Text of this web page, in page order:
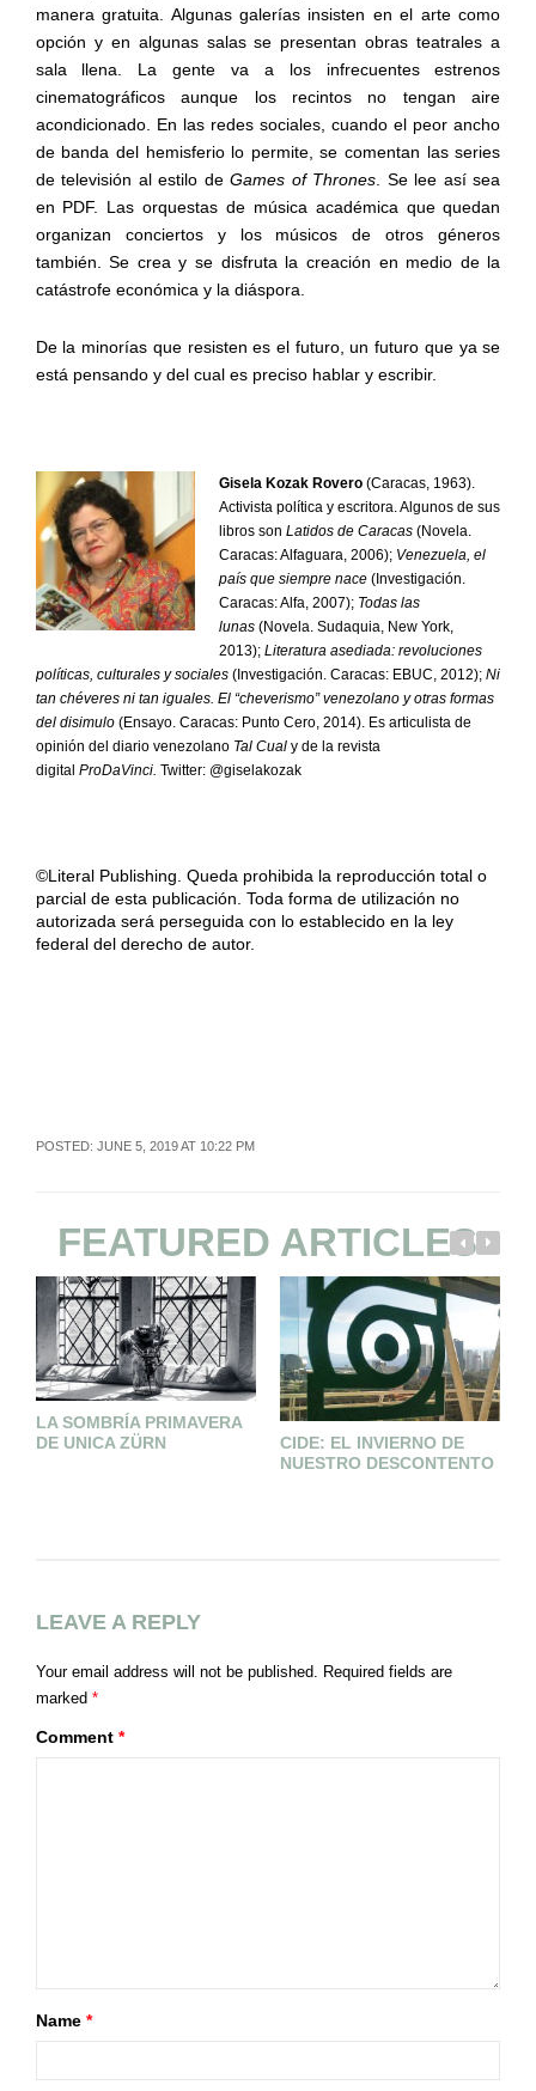
manera gratuita. Algunas galerías insisten en el arte como
opción y en algunas salas se presentan obras teatrales a
sala llena. La gente va a los infrecuentes estrenos
cinematográficos aunque los recintos no tengan aire
acondicionado. En las redes sociales, cuando el peor ancho
de banda del hemisferio lo permite, se comentan las series
de televisión al estilo deGames of Thrones . Se lee así sea
en PDF. Las orquestas de música académica que quedan
organizan conciertos y los músicos de otros géneros
también. Se crea y se disfruta la creación en medio de la
catástrofe económica y la diáspora.
De la minorías que resisten es el futuro, un futuro que ya se
está pensando y del cual es preciso hablar y escribir.
Gisela Kozak Rovero(Caracas, 1963).
Activista política y escritora. Algunos de sus
libros son Latidos de Caracas(Novela.
Caracas: Alfaguara, 2006); Venezuela, el
país que siempre nace (Investigación.
Caracas: Alfa, 2007); Todas las
lunas(Novela. Sudaquia, New York,
2013); Literatura asediada: revoluciones
políticas, culturales y sociales (Investigación. Caracas: EBUC, 2012); Ni
tan chéveres ni tan iguales. El “cheverismo” venezolano y otras formas
del disimulo(Ensayo. Caracas: Punto Cero, 2014). Es articulista de
opinión del diario venezolano Tal Cualy de la revista
digital ProDaVinci. Twitter: @giselakozak
©Literal Publishing. Queda prohibida la reproducción total o
parcial de esta publicación. Toda forma de utilización no
autorizada será perseguida con lo establecido en la ley
federal del derecho de autor.
POSTED: JUNE 5, 2019 AT 10:22 PM
FEATURED ARTICLES
LA SOMBRÍA PRIMAVERA
DE UNICA ZÜRN
CIDE: EL INVIERNO DE
NUESTRO DESCONTENTO
LEAVE A REPLY
Your email address will not be published. Required fields are
marked *
Comment *
Name *